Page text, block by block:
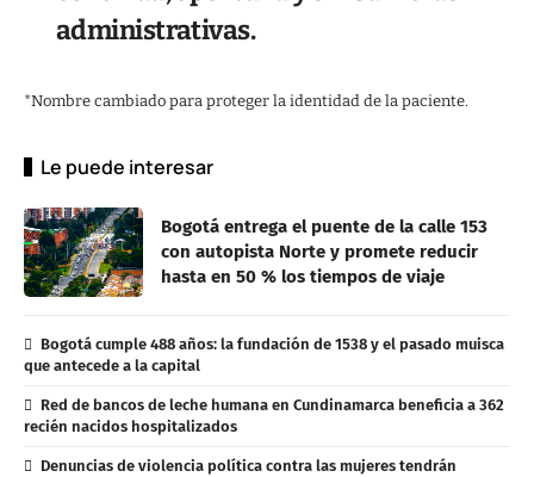
administrativas.
*Nombre cambiado para proteger la identidad de la paciente.
Le puede interesar
Bogotá entrega el puente de la calle 153
con autopista Norte y promete reducir
hasta en 50 % los tiempos de viaje
Bogotá cumple 488 años: la fundación de 1538 y el pasado muisca
que antecede a la capital
Red de bancos de leche humana en Cundinamarca beneficia a 362
recién nacidos hospitalizados
Denuncias de violencia política contra las mujeres tendrán